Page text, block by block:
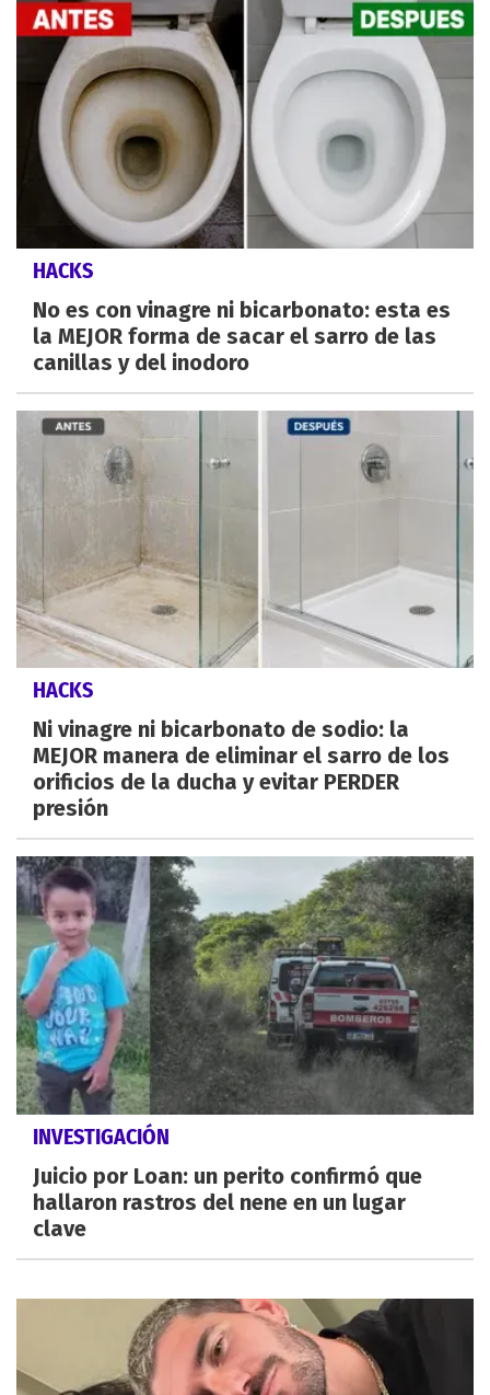
HACKS
No es con vinagre ni bicarbonato: esta es
la MEJOR forma de sacar el sarro de las
canillas y del inodoro
HACKS
Ni vinagre ni bicarbonato de sodio: la
MEJOR manera de eliminar el sarro de los
orificios de la ducha y evitar PERDER
presión
INVESTIGACIÓN
Juicio por Loan: un perito confirmó que
hallaron rastros del nene en un lugar
clave